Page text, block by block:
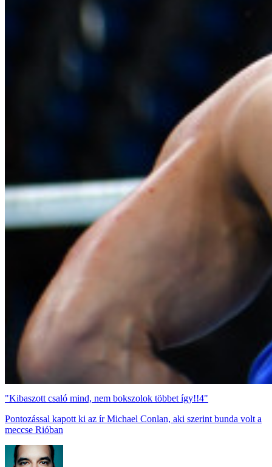
"Kibaszott csaló mind, nem bokszolok többet így!!4"
Pontozással kapott ki az ír Michael Conlan, aki szerint bunda volt a
meccse Rióban